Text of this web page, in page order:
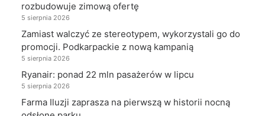
rozbudowuje zimową ofertę
5 sierpnia 2026
Zamiast walczyć ze stereotypem, wykorzystali go do
promocji. Podkarpackie z nową kampanią
5 sierpnia 2026
Ryanair: ponad 22 mln pasażerów w lipcu
5 sierpnia 2026
Farma Iluzji zaprasza na pierwszą w historii nocną